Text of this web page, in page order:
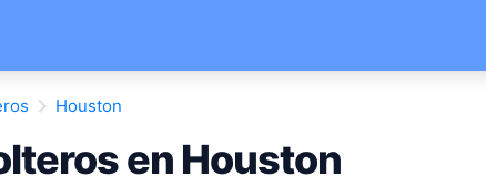
Houston
en Houston